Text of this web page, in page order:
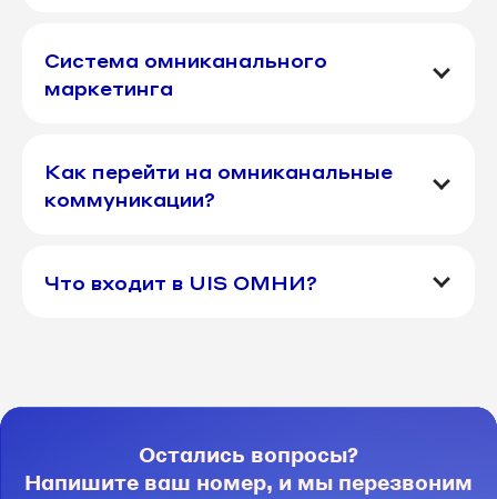
Система омниканального
маркетинга
Как перейти на омниканальные
коммуникации?
Что входит в UIS ОМНИ?
Остались вопросы?
Напишите ваш номер, и мы перезвоним